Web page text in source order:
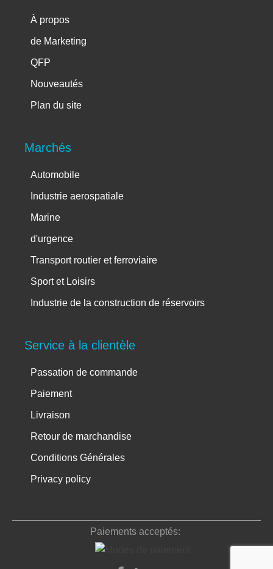
À propos
de Marketing
QFP
Nouveautés
Plan du site
Marchés
Automobile
Industrie aerospatiale
Marine
d'urgence
Transport routier et ferroviaire
Sport et Loisirs
Industrie de la construction de réservoirs
Service à la clientèle
Passation de commande
Paiement
Livraison
Retour de marchandise
Conditions Générales
Privacy policy
Paiements acceptés: